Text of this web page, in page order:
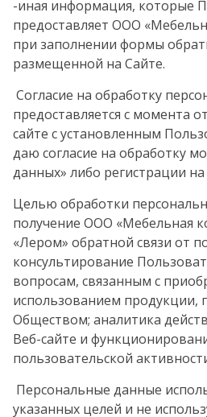
-иная информация, которые
предоставляет ООО
при заполнении формы
размещенной на Сайте.
Согласие на обработку
предоставляется с момента
сайте с установленным
даю согласие на обработку
данных» либо регистрации на
Целью обработки
получение ООО «Мебельная
«Лером» обратной связи от
консультирование
вопросам, связанным с
использованием продукции,
Обществом; аналитика
Веб-сайте и
пользовательской
Персональные данные
указанных целей и не